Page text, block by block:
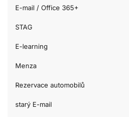
E-mail / Office 365+
STAG
E-learning
Menza
Rezervace automobilů
starý E-mail